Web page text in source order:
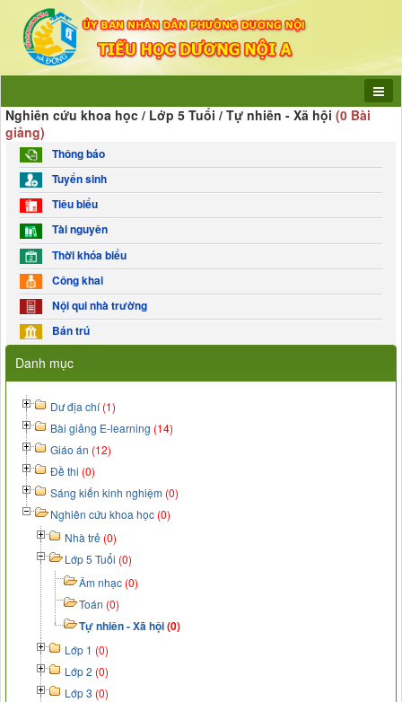
Nghiên cứu khoa học / Lớp 5 Tuổi / Tự nhiên - Xã hội (0 Bài
giảng)
Thông báo
Tuyển sinh
Tiêu biểu
Tài nguyên
Thời khóa biểu
Công khai
Nội qui nhà trường
Bán trú
Danh mục
Dư địa chí(1)
Bài giảng E-learning (14)
Giáo án (12)
Đề thi (0)
Sáng kiến kinh nghiệm (0)
Nghiên cứu khoa học (0)
Nhà trẻ (0)
Lớp 5 Tuổi (0)
Âm nhạc (0)
Toán (0)
Tự nhiên - Xã hội(0)
Lớp 1 (0)
Lớp 2 (0)
Lớp 3 (0)